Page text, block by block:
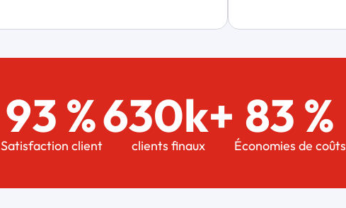
93 %
Satisfaction client
630k+
clients finaux
83 %
Économies de coûts